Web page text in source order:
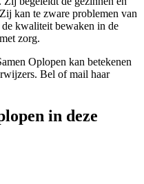
kan te zware problemen van
kwaliteit bewaken in de
zorg.
Oplopen kan betekenen
Bel of mail haar
in deze